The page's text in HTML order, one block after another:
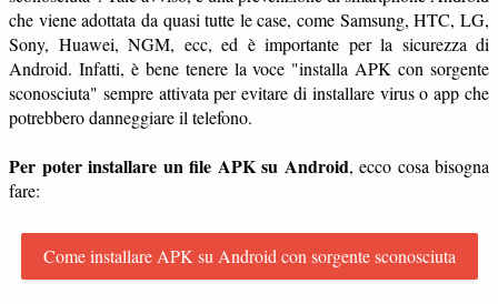
che viene adottata da quasi tutte le case, come Samsung, HTC, LG,
Sony, Huawei, NGM, ecc, ed è importante per la sicurezza di
Android. Infatti, è bene tenere la voce "installa APK con sorgente
sconosciuta" sempre attivata per evitare di installare virus o app che
potrebbero danneggiare il telefono.
Per poter installare un file APK su Android, ecco cosa bisogna
fare:
Come installare APK su Android con sorgente sconosciuta